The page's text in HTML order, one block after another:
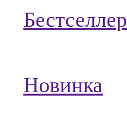
Бестселлер
Новинка